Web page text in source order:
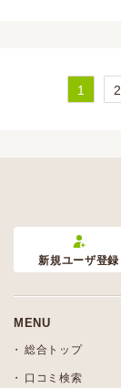
1 2
新規ユーザ登録
MENU
総合トップ
口コミ検索